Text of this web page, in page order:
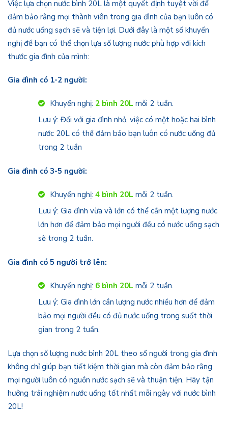
Việc lựa chọn nước bình 20L là một quyết định tuyệt vời để
đảm bảo rằng mọi thành viên trong gia đình của bạn luôn có
đủ nước uống sạch sẽ và tiện lợi. Dưới đây là một số khuyến
nghị để bạn có thể chọn lựa số lượng nước phù hợp với kích
thước gia đình của mình:
Gia đình có 1-2 người:
Khuyến nghị: 2 bình 20L mỗi 2 tuần.
Lưu ý: Đối với gia đình nhỏ, việc có một hoặc hai bình
nước 20L có thể đảm bảo bạn luôn có nước uống đủ
trong 2 tuần
Gia đình có 3-5 người:
Khuyến nghị: 4 bình 20L mỗi 2 tuần.
Lưu ý: Gia đình vừa và lớn có thể cần một lượng nước
lớn hơn để đảm bảo mọi người đều có nước uống sạch
sẽ trong 2 tuần.
Gia đình có 5 người trở lên:
Khuyến nghị: 6 bình 20L mỗi 2 tuần.
Lưu ý: Gia đình lớn cần lượng nước nhiều hơn để đảm
bảo mọi người đều có đủ nước uống trong suốt thời
gian trong 2 tuần.
Lựa chọn số lượng nước bình 20L theo số người trong gia đình
không chỉ giúp bạn tiết kiệm thời gian mà còn đảm bảo rằng
mọi người luôn có nguồn nước sạch sẽ và thuận tiện. Hãy tận
hưởng trải nghiệm nước uống tốt nhất mỗi ngày với nước bình
20L!